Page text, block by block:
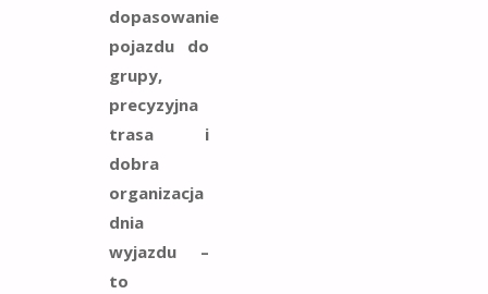
dopasowanie
pojazdu do
grupy,
precyzyjna
trasa i
dobra
organizacja
dnia
wyjazdu –
to